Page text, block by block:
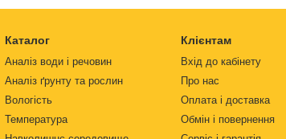
Каталог
Аналіз води і речовин
Аналіз ґрунту та рослин
Вологість
Температура
Клієнтам
Вхід до кабінету
Про нас
Оплата і доставка
Обмін і повернення